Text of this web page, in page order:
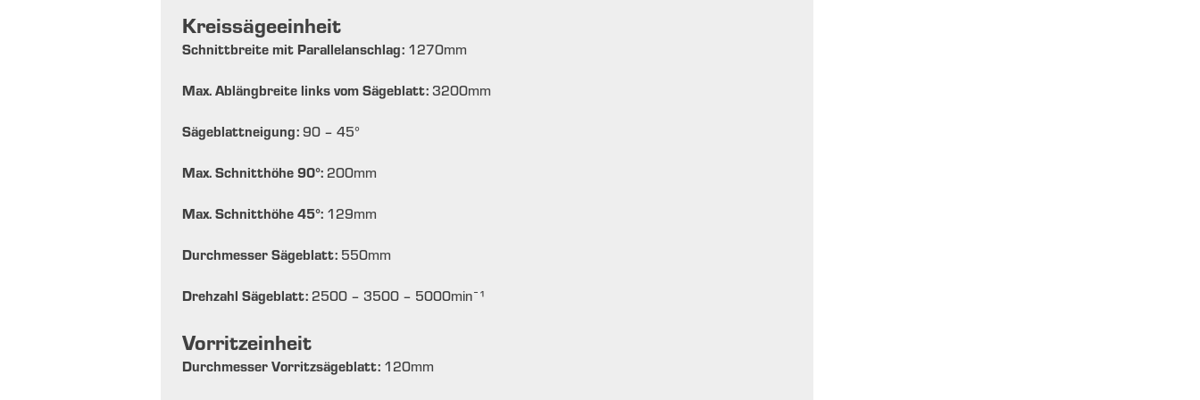
Kreissägeeinheit
Schnittbreite mit Parallelanschlag: 1270mm
Max. Ablängbreite links vom Sägeblatt: 3200mm
Sägeblattneigung: 90 – 45°
Max. Schnitthöhe 90°: 200mm
Max. Schnitthöhe 45°: 129mm
Durchmesser Sägeblatt: 550mm
Drehzahl Sägeblatt: 2500 – 3500 – 5000min¯¹
Vorritzeinheit
Durchmesser Vorritzsägeblatt: 120mm